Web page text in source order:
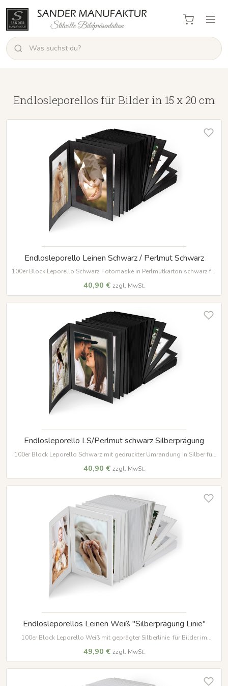
Endlosleporellos für Bilder in 15 x 20 cm
Endlosleporello Leinen Schwarz / Perlmut Schwarz
100er Block Leporello Schwarz Fotomaske in Perlmutkarton schwarz für
40,90 € zzgl. MwSt.
Endlosleporello LS/Perlmut schwarz Silberprägung
100er Block Leporello Schwarz mit gedruckter Umrandung in Silber für
40,90 € zzgl. MwSt.
Endlosleporellos Leinen Weiß "Silberprägung Linie"
100er Block Leporello Weiß mit geprägter Silberlinie für Bilder im
49,90 € zzgl. MwSt.